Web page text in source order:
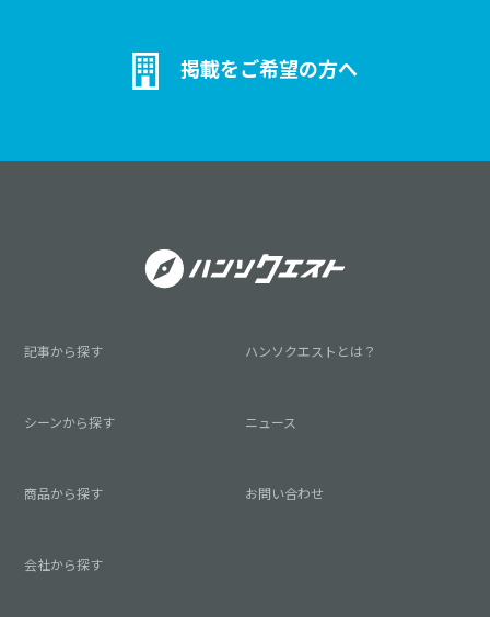
掲載をご希望の方へ
記事から探す
シーンから探す
商品から探す
会社から探す
ハンソクエストとは？
ニュース
お問い合わせ